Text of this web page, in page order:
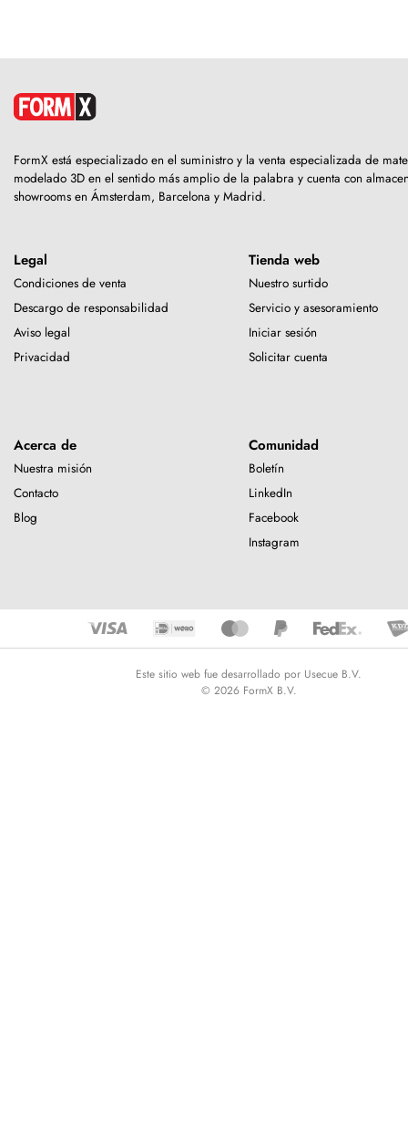
FormX está especializado en el suministro y la venta especializada de
modelado 3D en el sentido más amplio de la palabra y cuenta con
showrooms en Ámsterdam, Barcelona y Madrid.
Legal
Condiciones de venta
Descargo de responsabilidad
Aviso legal
Privacidad
Tienda web
Nuestro surtido
Servicio y asesoramiento
Iniciar sesión
Solicitar cuenta
Acerca de
Nuestra misión
Contacto
Blog
Comunidad
Boletín
LinkedIn
Facebook
Instagram
Este sitio web fue desarrollado por Usecue B.V.
© 2026 FormX B.V.